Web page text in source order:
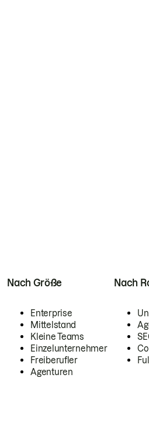
Nach Größe
Enterprise
Mittelstand
Kleine Teams
Einzelunternehmer
Freiberufler
Agenturen
Nach